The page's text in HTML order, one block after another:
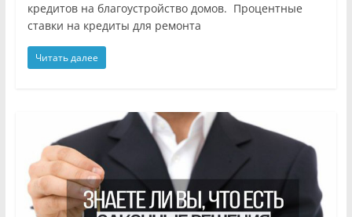
кредитов на благоустройство домов. Процентные
ставки на кредиты для ремонта
Читать далее